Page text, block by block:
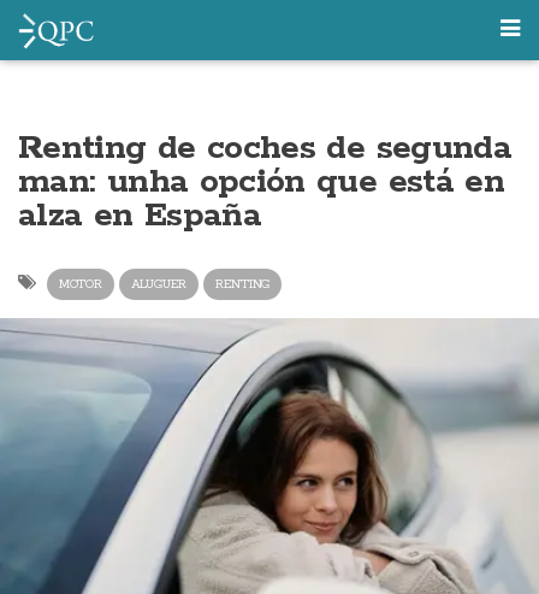
Renting de coches de segunda
man: unha opción que está en
alza en España
MOTOR ALUGUER RENTING